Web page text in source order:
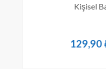
Kişisel
129,90